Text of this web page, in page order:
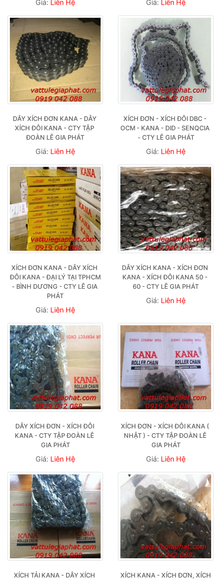
Giá: Liên Hệ Giá: Liên Hệ
DÂY XÍCH ĐƠN KANA - DÂY
XÍCH ĐÔI KANA - CTY TẬP
ĐOÀN LÊ GIA PHÁT
Giá: Liên Hệ
XÍCH ĐƠN - XÍCH ĐÔI DBC -
OCM - KANA - DID - SENQCIA
- CTY LÊ GIA PHÁT
Giá: Liên Hệ
XÍCH ĐƠN KANA - DÂY XÍCH
ĐÔI KANA - ĐẠI LÝ TẠI TPHCM
- BÌNH DƯƠNG - CTY LÊ GIA
PHÁT
Giá: Liên Hệ
DÂY XÍCH KANA - XÍCH ĐƠN
KANA - XÍCH ĐÔI KANA 50 -
60 - CTY LÊ GIA PHÁT
Giá: Liên Hệ
DÂY XÍCH ĐƠN - XÍCH ĐÔI
KANA - CTY TẬP ĐOÀN LÊ
GIA PHÁT
Giá: Liên Hệ
XÍCH ĐƠN - XÍCH ĐÔI KANA (
NHẬT ) - CTY TẬP ĐOÀN LÊ
GIA PHÁT
Giá: Liên Hệ
XÍCH TẢI KANA - DÂY XÍCH
XÍCH KANA - XÍCH ĐƠN, XÍCH